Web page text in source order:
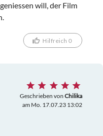
will, der Film
Hilfreich 0
Geschrieben von Chilika
am Mo. 17.07.23 13:02